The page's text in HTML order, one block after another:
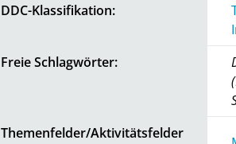
DDC-Klassifikation:
Freie Schlagwörter:
Themenfelder/Aktivitätsfelder